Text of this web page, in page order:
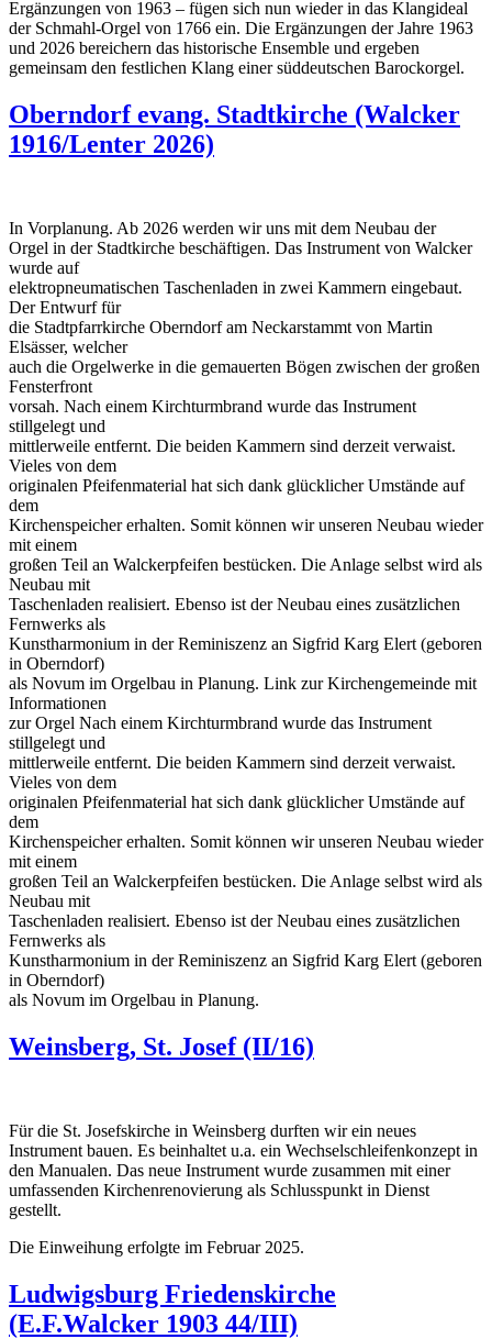
Ergänzungen von 1963 – fügen sich nun wieder in das Klangideal
der Schmahl-Orgel von 1766 ein. Die Ergänzungen der Jahre 1963
und 2026 bereichern das historische Ensemble und ergeben
gemeinsam den festlichen Klang einer süddeutschen Barockorgel.
Oberndorf evang. Stadtkirche (Walcker
1916/Lenter 2026)
In Vorplanung. Ab 2026 werden wir uns mit dem Neubau der
Orgel in der Stadtkirche beschäftigen. Das Instrument von Walcker
wurde auf
elektropneumatischen Taschenladen in zwei Kammern eingebaut.
Der Entwurf für
die Stadtpfarrkirche Oberndorf am Neckarstammt von Martin
Elsässer, welcher
auch die Orgelwerke in die gemauerten Bögen zwischen der großen
Fensterfront
vorsah. Nach einem Kirchturmbrand wurde das Instrument
stillgelegt und
mittlerweile entfernt. Die beiden Kammern sind derzeit verwaist.
Vieles von dem
originalen Pfeifenmaterial hat sich dank glücklicher Umstände auf
dem
Kirchenspeicher erhalten. Somit können wir unseren Neubau wieder
mit einem
großen Teil an Walckerpfeifen bestücken. Die Anlage selbst wird als
Neubau mit
Taschenladen realisiert. Ebenso ist der Neubau eines zusätzlichen
Fernwerks als
Kunstharmonium in der Reminiszenz an Sigfrid Karg Elert (geboren
in Oberndorf)
als Novum im Orgelbau in Planung. Link zur Kirchengemeinde mit
Informationen
zur Orgel Nach einem Kirchturmbrand wurde das Instrument
stillgelegt und
mittlerweile entfernt. Die beiden Kammern sind derzeit verwaist.
Vieles von dem
originalen Pfeifenmaterial hat sich dank glücklicher Umstände auf
dem
Kirchenspeicher erhalten. Somit können wir unseren Neubau wieder
mit einem
großen Teil an Walckerpfeifen bestücken. Die Anlage selbst wird als
Neubau mit
Taschenladen realisiert. Ebenso ist der Neubau eines zusätzlichen
Fernwerks als
Kunstharmonium in der Reminiszenz an Sigfrid Karg Elert (geboren
in Oberndorf)
als Novum im Orgelbau in Planung.
Weinsberg, St. Josef (II/16)
Für die St. Josefskirche in Weinsberg durften wir ein neues
Instrument bauen. Es beinhaltet u.a. ein Wechselschleifenkonzept in
den Manualen. Das neue Instrument wurde zusammen mit einer
umfassenden Kirchenrenovierung als Schlusspunkt in Dienst
gestellt.
Die Einweihung erfolgte im Februar 2025.
Ludwigsburg Friedenskirche
(E.F.Walcker 1903 44/III)